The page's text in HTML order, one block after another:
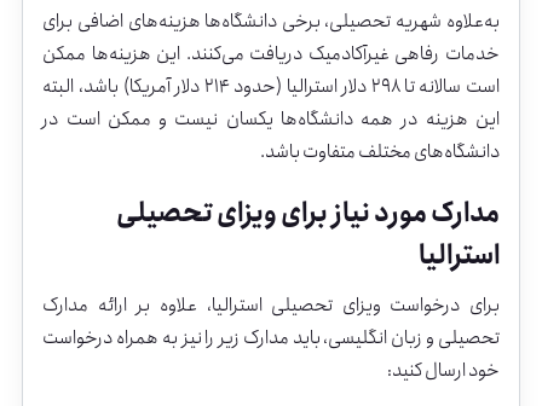
به‌علاوه شهریه تحصیلی، برخی دانشگاه‌ها هزینه‌های اضافی برای
خدمات رفاهی غیرآکادمیک دریافت می‌کنند. این هزینه‌ها ممکن
است سالانهتا۲۹۸دلاراسترالیا (حدود ۲۱۴دلارآمریکا) باشد، البته
این هزینه در همهدانشگاه‌ها یکسان نیست و ممکناست در
دانشگاه‌هایمختلفمتفاوتباشد.
مدارکموردنیازبرایویزایتحصیلی
استرالیا
برای درخواست ویزای تحصیلیاسترالیا، علاوه برارائه مدارک
تحصیلی و زبانانگلیسی،باید مدارک زیررانیزبه همراهدرخواست
خودارسالکنید: